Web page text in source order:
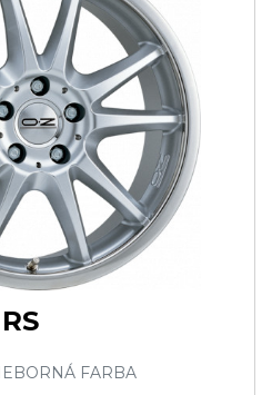
FARBA